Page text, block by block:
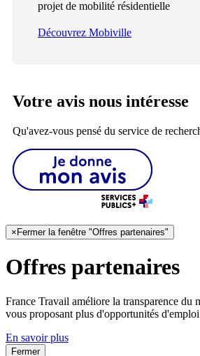
projet de mobilité résidentielle
Découvrez Mobiville
Votre avis nous intéresse
Qu'avez-vous pensé du service de
× Fermer la fenêtre "Offres partenaires"
Offres partenaires
France Travail améliore la transparence du
vous proposant plus d'opportunités d'emploi
En savoir plus
Fermer